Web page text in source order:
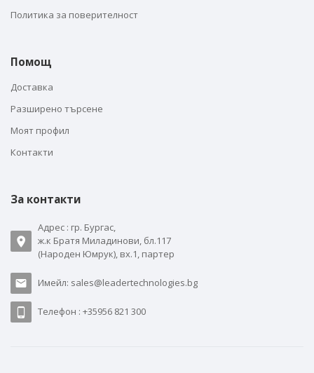
Политика за поверителност
Помощ
Доставка
Разширено търсене
Моят профил
Контакти
За контакти
Адрес : гр. Бургас,
ж.к Братя Миладинови, бл.117
(Народен Юмрук), вх.1, партер
Имейл: sales@leadertechnologies.bg
Телефон : +35956 821 300